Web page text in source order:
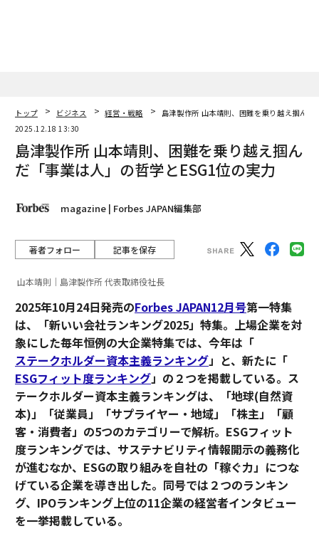
トップ ビジネス 経営・戦略
島津製作所 山本靖則、困難を乗り越え掴ん
2025.12.18 13:30
島津製作所 山本靖則、困難を乗り越え掴ん
だ「事業は人」の哲学とESG1位の実力
magazine | Forbes JAPAN編集部
著者フォロー 記事を保存
山本靖則｜島津製作所 代表取締役社長
2025年10月24日発売のForbes JAPAN12月号第一特集
は、「新いい会社ランキング2025」特集。上場企業を対
象にした毎年恒例の大企業特集では、今年は「
ステークホルダー資本主義ランキング」と、新たに「
ESGフィット度ランキング」の２つを掲載している。ス
テークホルダー資本主義ランキングは、「地球(自然資
本)」「従業員」「サプライヤー・地域」「株主」「顧
客・消費者」の5つのカテゴリーで解析。ESGフィット
度ランキングでは、サステナビリティ情報開示の義務化
が進むなか、ESGの取り組みを自社の「稼ぐ力」につな
げている企業を導き出した。同号では２つのランキン
グ、IPOランキング上位の11企業の経営者インタビュー
を一挙掲載している。